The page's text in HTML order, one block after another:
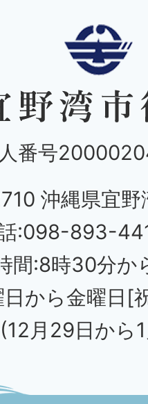
番号
沖縄県宜野
:098-893-
間:8時30分か
日から金曜日[
月29日から